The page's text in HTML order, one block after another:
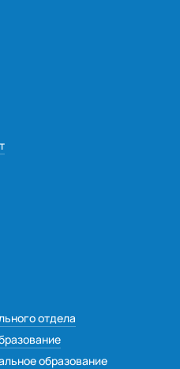
Кузнецова Тамара
пгт Тисуль
мама Храмова
отдела
образование